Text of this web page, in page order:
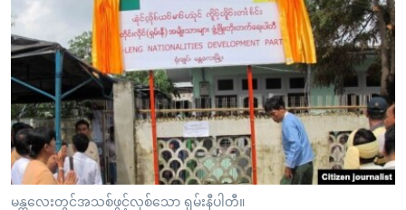
ရန်
ပင်မ
အ
ညွန်း
စာမျက်နှာ
သို့
ကျော်
ကြည့်
မကြေးမုံရဲ့ အင်္ဂလိပ်စာ
ရုပ်ရှင်ထဲက အင်္ဂလိပ်စာ
သုတပဒေသာ အင်္ဂလိပ်စာ
တီဗွီ
ရေဒီယိုနှင့်ရုပ်သံ အချက်အလက်များ
ရေဒီယို/တီဗွီအစီအစဉ်
Learning English
ဗွီအိုအေ လူမှုကွန်ယက်များ
မန္တလေးတွင်အသစ်ဖွင့်လှစ်သော ရှမ်းနီပါတီ။